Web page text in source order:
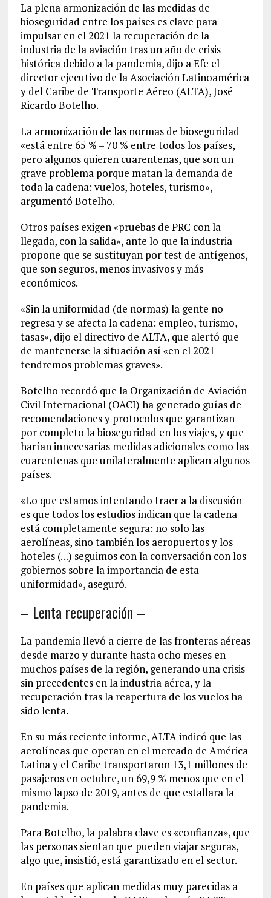
La plena armonización de las medidas de
bioseguridad entre los países es clave para
impulsar en el 2021 la recuperación de la
industria de la aviación tras un año de crisis
histórica debido a la pandemia, dijo a Efe el
director ejecutivo de la Asociación Latinoamérica
y del Caribe de Transporte Aéreo (ALTA), José
Ricardo Botelho.
La armonización de las normas de bioseguridad
«está entre 65 % – 70 % entre todos los países,
pero algunos quieren cuarentenas, que son un
grave problema porque matan la demanda de
toda la cadena: vuelos, hoteles, turismo»,
argumentó Botelho.
Otros países exigen «pruebas de PRC con la
llegada, con la salida», ante lo que la industria
propone que se sustituyan por test de antígenos,
que son seguros, menos invasivos y más
económicos.
«Sin la uniformidad (de normas) la gente no
regresa y se afecta la cadena: empleo, turismo,
tasas», dijo el directivo de ALTA, que alertó que
de mantenerse la situación así «en el 2021
tendremos problemas graves».
Botelho recordó que la Organización de Aviación
Civil Internacional (OACI) ha generado guías de
recomendaciones y protocolos que garantizan
por completo la bioseguridad en los viajes, y que
harían innecesarias medidas adicionales como las
cuarentenas que unilateralmente aplican algunos
países.
«Lo que estamos intentando traer a la discusión
es que todos los estudios indican que la cadena
está completamente segura: no solo las
aerolíneas, sino también los aeropuertos y los
hoteles (…) seguimos con la conversación con los
gobiernos sobre la importancia de esta
uniformidad», aseguró.
– Lenta recuperación –
La pandemia llevó a cierre de las fronteras aéreas
desde marzo y durante hasta ocho meses en
muchos países de la región, generando una crisis
sin precedentes en la industria aérea, y la
recuperación tras la reapertura de los vuelos ha
sido lenta.
En su más reciente informe, ALTA indicó que las
aerolíneas que operan en el mercado de América
Latina y el Caribe transportaron 13,1 millones de
pasajeros en octubre, un 69,9 % menos que en el
mismo lapso de 2019, antes de que estallara la
pandemia.
Para Botelho, la palabra clave es «confianza», que
las personas sientan que pueden viajar seguras,
algo que, insistió, está garantizado en el sector.
En países que aplican medidas muy parecidas a